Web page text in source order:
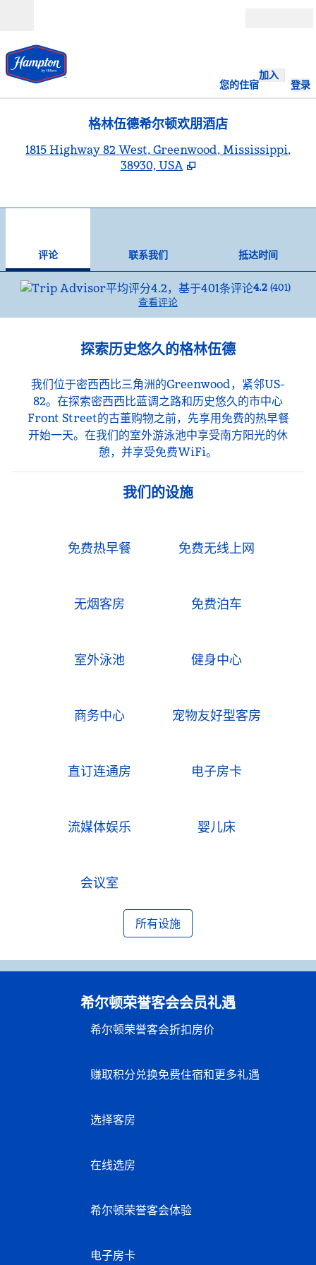
您的住宿
加入
登录
格林伍德希尔顿欢朋酒店
1815 Highway 82 West, Greenwood, Mississippi,
38930, USA
评论 联系我们
抵达时间
4.2 (401)
查看评论
探索历史悠久的格林伍德
我们位于密西西比三角洲的Greenwood，紧邻US-
82。在探索密西西比蓝调之路和历史悠久的市中心
Front Street的古董购物之前，先享用免费的热早餐
开始一天。在我们的室外游泳池中享受南方阳光的休
憩，并享受免费WiFi。
我们的设施
免费热早餐 免费无线上网
无烟客房 免费泊车
室外泳池 健身中心
商务中心 宠物友好型客房
直订连通房 电子房卡
流媒体娱乐 婴儿床
会议室
所有设施
希尔顿荣誉客会会员礼遇
希尔顿荣誉客会折扣房价
赚取积分兑换免费住宿和更多礼遇
选择客房
在线选房
希尔顿荣誉客会体验
电子房卡